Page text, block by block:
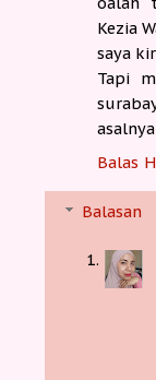
Kezia
saya
Tapi
Balas
Balasan